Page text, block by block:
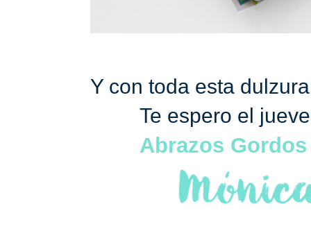
Y con toda esta
Te espero el
Abrazos